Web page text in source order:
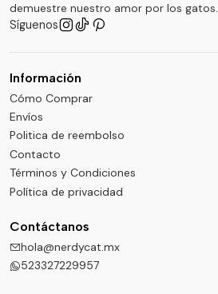
demuestre nuestro amor por los gatos.
Síguenos
Información
Cómo Comprar
Envíos
Politica de reembolso
Contacto
Términos y Condiciones
Política de privacidad
Contáctanos
hola@nerdycat.mx
523327229957